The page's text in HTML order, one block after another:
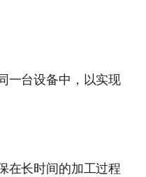
一台设备中，以实现
在长时间的加工过程